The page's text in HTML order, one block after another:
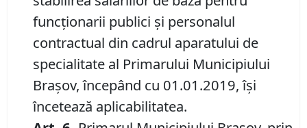
funcţionarii publici şi personalul
contractual din cadrul aparatului de
specialitate al Primarului Municipiului
Braşov, începând cu 01.01.2019, îşi
încetează aplicabilitatea.